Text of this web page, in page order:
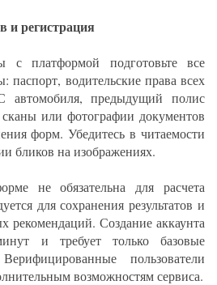
и регистрация
с платформой подготовьте все
паспорт, водительские права всех
предыдущий полис
или фотографии документов
форм. Убедитесь в читаемости
бликов на изображениях.
не обязательна для расчета
для сохранения результатов и
рекомендаций. Создание аккаунта
и требует только базовые
пользователи
возможностям сервиса.